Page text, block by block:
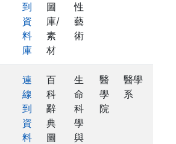
到
資
料
庫
圖
庫/
素
材
性
藝
術
連
線
到
資
料
百
科
辭
典
圖
生
命
科
學
與
醫
學
院
醫學
系